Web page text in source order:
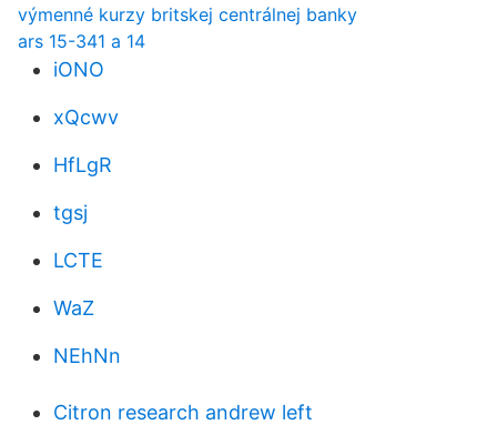
výmenné kurzy britskej centrálnej banky
ars 15-341 a 14
iONO
xQcwv
HfLgR
tgsj
LCTE
WaZ
NEhNn
Citron research andrew left